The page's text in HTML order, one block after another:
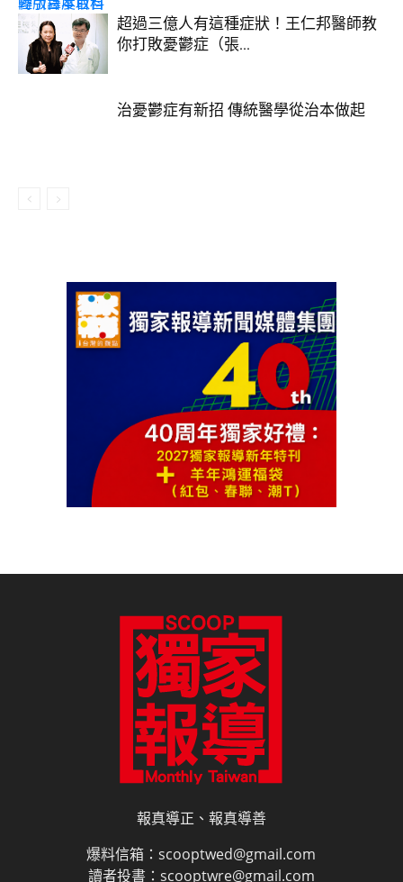
超過三億人有這種症狀！王仁邦醫師教
你打敗憂鬱症（張...
治憂鬱症有新招 傳統醫學從治本做起
報真導正、報真導善
爆料信箱：scooptwed@gmail.com
讀者投書：scooptwre@gmail.com